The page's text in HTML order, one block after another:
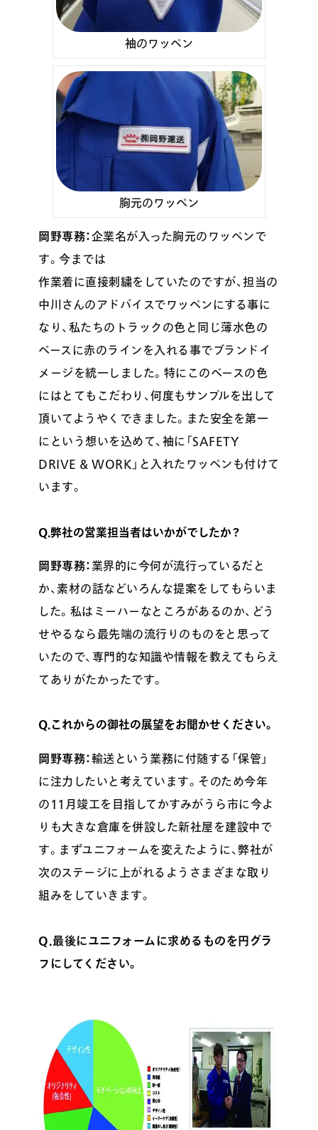
袖のワッペン
胸元のワッペン
岡野専務：企業名が入った胸元のワッペンで
す。今までは
作業着に直接刺繍をしていたのですが、担当の
中川さんのアドバイスでワッペンにする事に
なり、私たちのトラックの色と同じ薄水色の
ベースに赤のラインを入れる事でブランドイ
メージを統一しました。特にこのベースの色
にはとてもこだわり、何度もサンプルを出して
頂いてようやくできました。また安全を第一
にという想いを込めて、袖に「SAFETY
DRIVE & WORK」と入れたワッペンも付けて
います。
Q.弊社の営業担当者はいかがでしたか？
岡野専務：業界的に今何が流行っているだと
か、素材の話などいろんな提案をしてもらいま
した。私はミーハーなところがあるのか、どう
せやるなら最先端の流行りのものをと思って
いたので、専門的な知識や情報を教えてもらえ
てありがたかったです。
Q.これからの御社の展望をお聞かせください。
岡野専務： 輸送という業務に付随する「保管」
に注力したいと考えています。そのため今年
の11月竣工を目指してかすみがうら市に今よ
りも大きな倉庫を併設した新社屋を建設中で
す。まずユニフォームを変えたように、弊社が
次のステージに上がれるようさまざまな取り
組みをしていきます。
Q.最後にユニフォームに求めるものを円グラ
フにしてください。